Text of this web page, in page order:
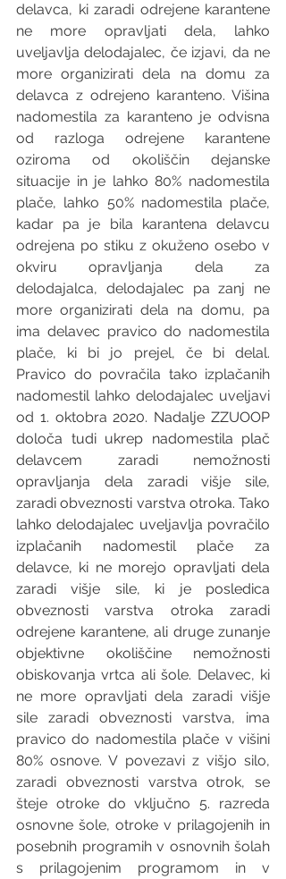
delavca, ki zaradi odrejene karantene
ne more opravljati dela, lahko
uveljavlja delodajalec, če izjavi, da ne
more organizirati dela na domu za
delavca z odrejeno karanteno. Višina
nadomestila za karanteno je odvisna
od razloga odrejene karantene
oziroma od okoliščin dejanske
situacije in je lahko 80% nadomestila
plače, lahko 50% nadomestila plače,
kadar pa je bila karantena delavcu
odrejena po stiku z okuženo osebo v
okviru opravljanja dela za
delodajalca, delodajalec pa zanj ne
more organizirati dela na domu, pa
ima delavec pravico do nadomestila
plače, ki bi jo prejel, če bi delal.
Pravico do povračila tako izplačanih
nadomestil lahko delodajalec uveljavi
od 1. oktobra 2020. Nadalje ZZUOOP
določa tudi ukrep nadomestila plač
delavcem zaradi nemožnosti
opravljanja dela zaradi višje sile,
zaradi obveznosti varstva otroka. Tako
lahko delodajalec uveljavlja povračilo
izplačanih nadomestil plače za
delavce, ki ne morejo opravljati dela
zaradi višje sile, ki je posledica
obveznosti varstva otroka zaradi
odrejene karantene, ali druge zunanje
objektivne okoliščine nemožnosti
obiskovanja vrtca ali šole. Delavec, ki
ne more opravljati dela zaradi višje
sile zaradi obveznosti varstva, ima
pravico do nadomestila plače v višini
80% osnove. V povezavi z višjo silo,
zaradi obveznosti varstva otrok, se
šteje otroke do vključno 5. razreda
osnovne šole, otroke v prilagojenih in
posebnih programih v osnovnih šolah
s prilagojenim programom in v